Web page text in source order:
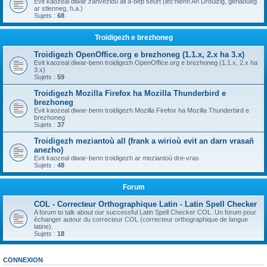
ar stlenneg, h.a.)
Sujets : 68
Troidigezh e brezhoneg
Troidigezh OpenOffice.org e brezhoneg (1.1.x, 2.x ha 3.x)
Evit kaozeal diwar-benn troidigezh OpenOffice.org e brezhoneg (1.1.x, 2.x ha
3.x)
Sujets : 59
Troidigezh Mozilla Firefox ha Mozilla Thunderbird e
brezhoneg
Evit kaozeal diwar-benn troidigezh Mozilla Firefox ha Mozilla Thunderbird e
brezhoneg
Sujets : 37
Troidigezh meziantoù all (frank a wirioù evit an darn vrasañ
anezho)
Evit kaozeal diwar-benn troidigezh ar meziantoù dre-vras
Sujets : 48
Forum
COL - Correcteur Orthographique Latin - Latin Spell Checker
A forum to talk about our successful Latin Spell Checker COL. Un forum pour
échanger autour du correcteur COL (correcteur orthographique de langue
latine).
Sujets : 18
CONNEXION